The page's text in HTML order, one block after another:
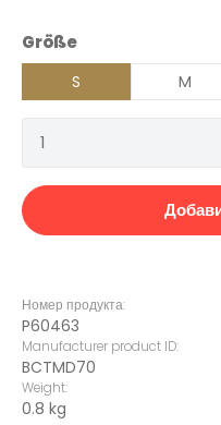
Выберите
Größe
S M
Количество
Номер продукта:
P60463
Manufacturer product ID:
BCTMD70
Weight:
0.8 kg